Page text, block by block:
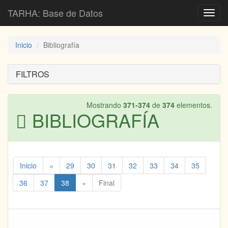
TARHA: Base de Datos
Inicio Bibliografía
FILTROS
Mostrando 371-374 de 374 elementos.
BIBLIOGRAFÍA
Inicio « 29 30 31 32 33 34
35
36
37 38 » Final